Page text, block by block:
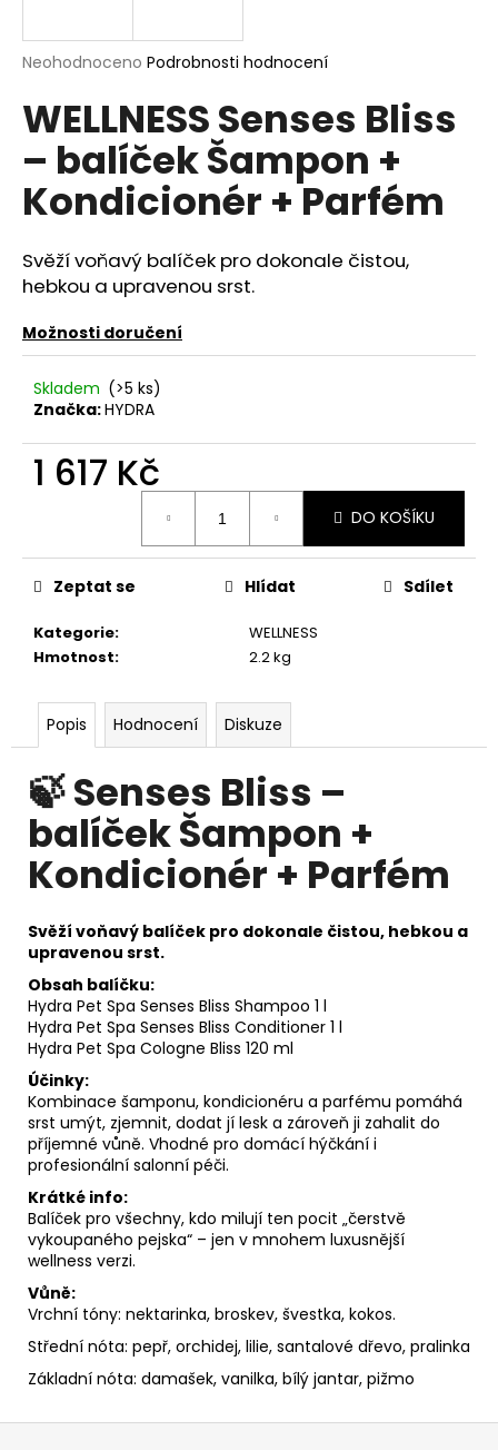
Průměrné
produktu
je
z
5
hvězdiček.
Neohodnoceno Podrobnosti hodnocení
WELLNESS Senses Bliss
– balíček Šampon +
Kondicionér + Parfém
Svěží voňavý balíček pro dokonale čistou,
hebkou a upravenou srst.
Možnosti doručení
Skladem (>5 ks)
Značka:HYDRA
1 617 Kč
DO KOŠÍKU
Kategorie:
WELLNESS
Hmotnost: 2.2 kg
Zeptat se Hlídat Sdílet
Popis Hodnocení Diskuze
🍃 Senses Bliss –
balíček Šampon +
Kondicionér + Parfém
Svěží voňavý balíček pro dokonale čistou, hebkou a
upravenou srst.
Obsah balíčku:
Hydra Pet Spa Senses Bliss Shampoo 1 l
Hydra Pet Spa Senses Bliss Conditioner 1 l
Hydra Pet Spa Cologne Bliss 120 ml
Účinky:
Kombinace šamponu, kondicionéru a parfému pomáhá
srst umýt, zjemnit, dodat jí lesk a zároveň ji zahalit do
příjemné vůně. Vhodné pro domácí hýčkání i
profesionální salonní péči.
Krátké info:
Balíček pro všechny, kdo milují ten pocit „čerstvě
vykoupaného pejska“ – jen v mnohem luxusnější
wellness verzi.
Vůně:
Vrchní tóny: nektarinka, broskev, švestka, kokos.
Střední nóta: pepř, orchidej, lilie, santalové dřevo, pralinka
Základní nóta: damašek, vanilka, bílý jantar, pižmo
j
t
?
HLEDAT
D
o
p
r
j
e
m
e
HYDRATAČNÍ
ŠAMPON
-
SHAMPOO
549
Kč